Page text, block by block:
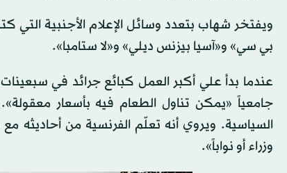
ويفتخر شهاب بتعدد وسائل الإعلام الأجنبية التي
بي سي» و«آسيا بيزنس ديلي» و«لا ستامبا».
عندما بدأ علي أكبر العمل كبائع جرائد في سبعينات
جامعياً «يمكن تناول الطعام فيه بأسعار
السياسية. ويروي أنه تعلّم الفرنسية من أحاديثه
وزراء أو نواباً».